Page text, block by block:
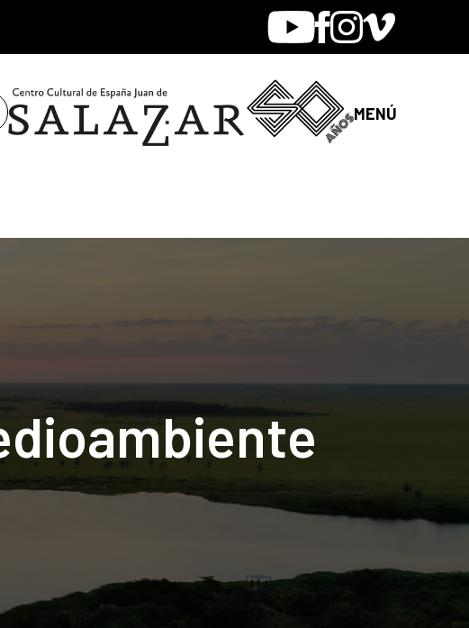
YoutubeFacebook
Instagram
Vimeo
MENÚ